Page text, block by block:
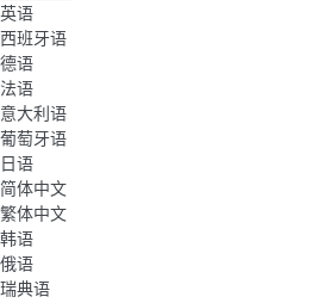
英语
西班牙语
德语
法语
意大利语
葡萄牙语
日语
简体中文
繁体中文
韩语
俄语
瑞典语